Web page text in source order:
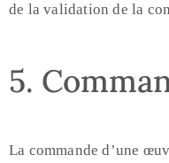
de la validation de la
5.
La commande d’une